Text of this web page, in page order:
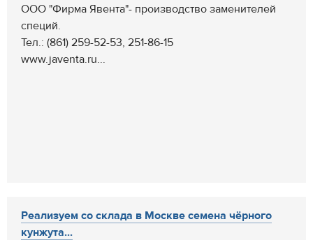
ООО "Фирма Явента"- производство заменителей
специй.
Тел.: (861) 259-52-53, 251-86-15
www.javenta.ru...
Реализуем со склада в Москве семена чёрного
кунжута...